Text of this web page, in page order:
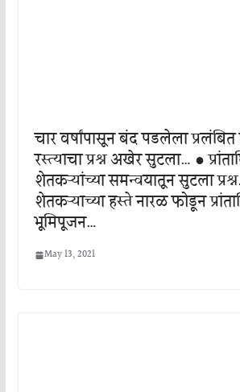
चार वर्षांपासून बंद पडलेला
रस्त्याचा प्रश्न अखेर सुटला… ●
शेतकऱ्यांच्या समन्वयातून सुटला
शेतकऱ्याच्या हस्ते नारळ फोडून
भूमिपूजन…
May 13, 2021